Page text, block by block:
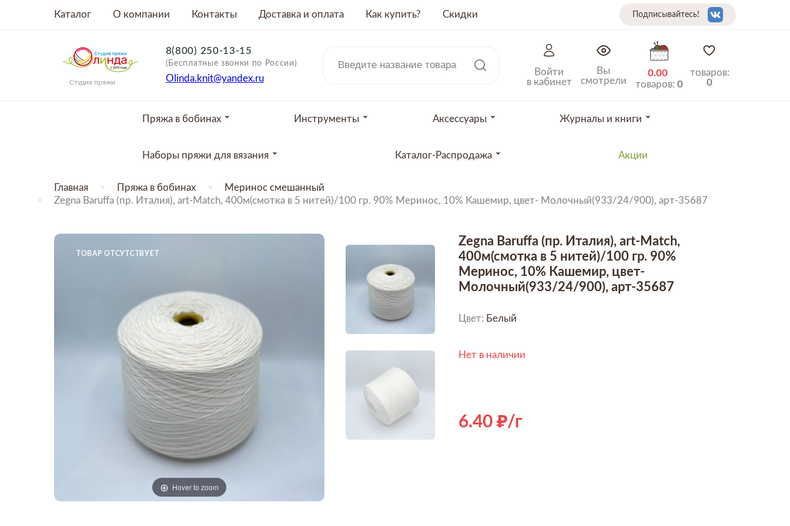
Каталог О компании Контакты Доставка и оплата Как купить? Скидки Подписывайтесь!
Студия пряжи
8(800) 250-13-15
(Бесплатные звонки по России)
Olinda.knit@yandex.ru
Войти
в кабинет
Вы
смотрели
0.00
товаров: 0
товаров:
0
Пряжа в бобинах Инструменты Аксессуары Журналы и книги
Наборы пряжи для вязания Каталог-Распродажа Акции
Главная Пряжа в бобинах
Меринос смешанный
Zegna Baruffa (пр. Италия), art-Match, 400м(смотка в 5 нитей)/100 гр. 90% Меринос, 10% Кашемир, цвет- Молочный(933/24/900), арт-35687
ТОВАР ОТСУТСТВУЕТ
Hover to zoom
Zegna Baruffa (пр. Италия), art-Match,
400м(смотка в 5 нитей)/100 гр. 90%
Меринос, 10% Кашемир, цвет-
Молочный(933/24/900), арт-35687
Цвет: Белый
Нет в наличии
6.40 /г